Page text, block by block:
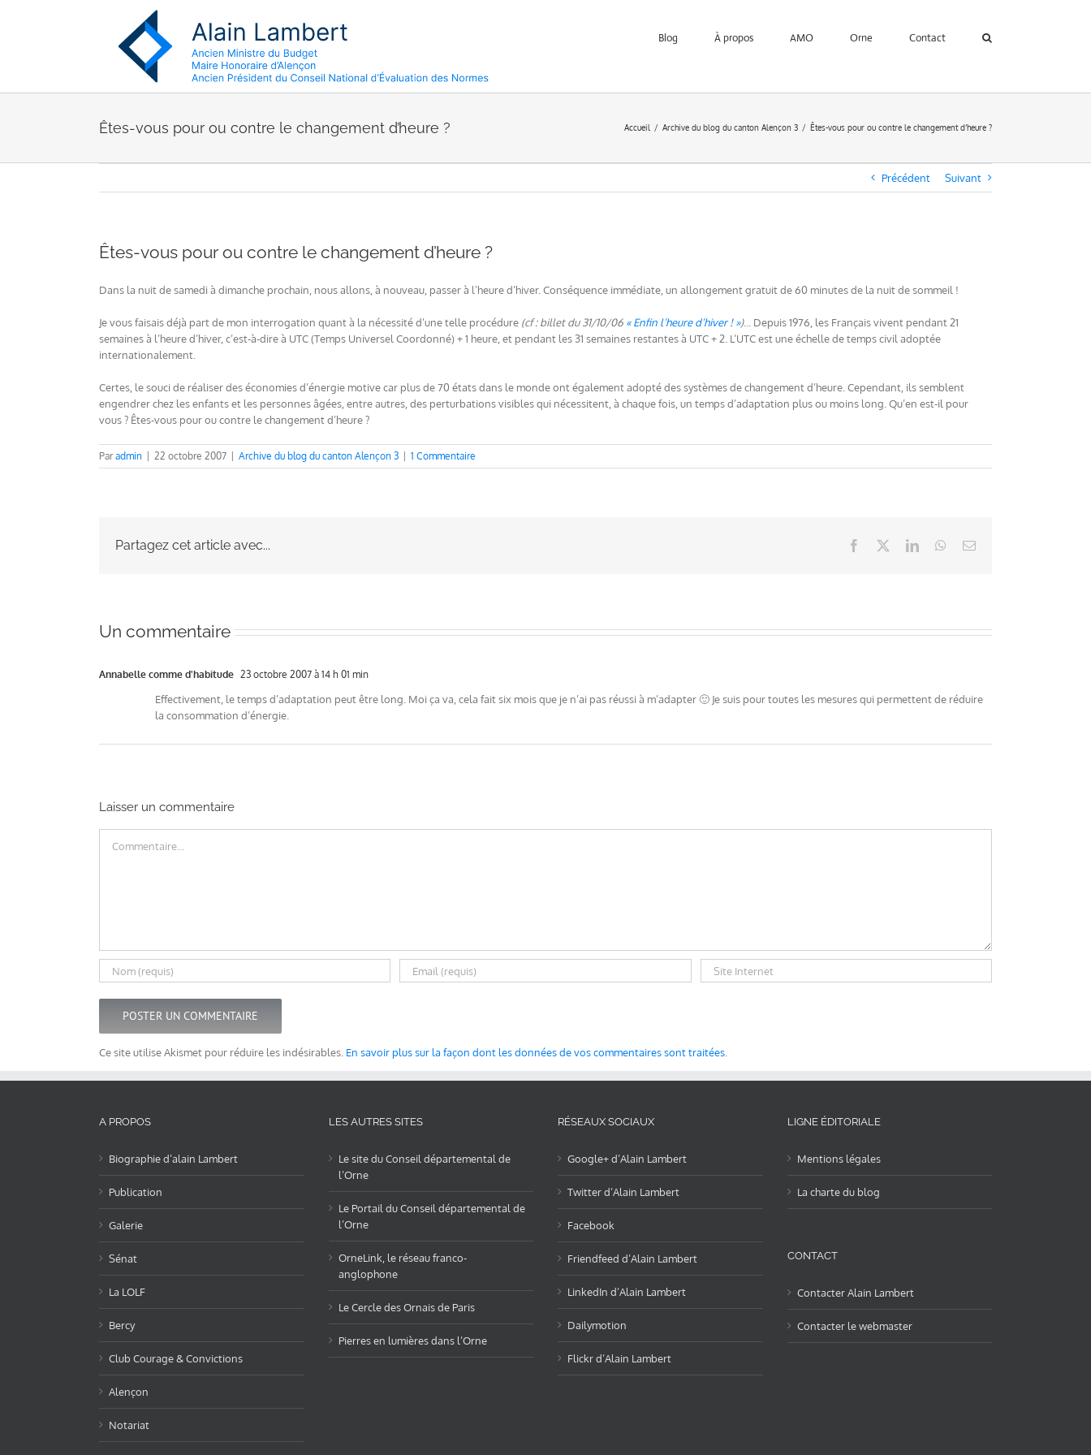
Blog À propos AMO Orne Contact
Êtes-vous pour ou contre le changement d’heure ? Accueil Archive du blog du canton Alençon 3 Êtes-vous pour ou contre le changement d’heure ?
Précédent Suivant
Êtes-vous pour ou contre le changement d’heure ?
Dans la nuit de samedi à dimanche prochain, nous allons, à nouveau, passer à l’heure d’hiver. Conséquence immédiate, un allongement gratuit de 60 minutes de la nuit de sommeil !
Je vous faisais déjà part de mon interrogation quant à la nécessité d’une telle procédure (cf : billet du 31/10/06 « Enfin l’heure d’hiver ! »)… Depuis 1976, les Français vivent pendant 21
semaines à l’heure d’hiver, c’est-à-dire à UTC (Temps Universel Coordonné) + 1 heure, et pendant les 31 semaines restantes à UTC + 2. L’UTC est une échelle de temps civil adoptée
internationalement.
Certes, le souci de réaliser des économies d’énergie motive car plus de 70 états dans le monde ont également adopté des systèmes de changement d’heure. Cependant, ils semblent
engendrer chez les enfants et les personnes âgées, entre autres, des perturbations visibles qui nécessitent, à chaque fois, un temps d’adaptation plus ou moins long. Qu’en est-il pour
vous ? Êtes-vous pour ou contre le changement d’heure ?
Paradmin 22 octobre 2007 Archive du blog du canton Alençon 3 1 Commentaire
Partagez cet article avec... Facebook LinkedInWhatsApp
Email
Un commentaire
Annabelle comme d'habitude 23 octobre 2007 à 14 h 01 min
Effectivement, le temps d’adaptation peut être long. Moi ça va, cela fait six mois que je n’ai pas réussi à m’adapter 🙂 Je suis pour toutes les mesures qui permettent de réduire
la consommation d’énergie.
Laisser un commentaire
Ce site utilise Akismet pour réduire les indésirables. En savoir plus sur la façon dont les données de vos commentaires sont traitées
A PROPOS
Biographie d’alain Lambert
Publication
Galerie
Sénat
La LOLF
Bercy
Club Courage & Convictions
Alençon
Notariat
LES AUTRES SITES
Le site du Conseil départemental de
l’Orne
Le Portail du Conseil départemental de
l’Orne
OrneLink, le réseau franco-
anglophone
Le Cercle des Ornais de Paris
Pierres en lumières dans l’Orne
RÉSEAUX SOCIAUX
Google+ d’Alain Lambert
Twitter d’Alain Lambert
Facebook
Friendfeed d’Alain Lambert
LinkedIn d’Alain Lambert
Dailymotion
Flickr d’Alain Lambert
LIGNE ÉDITORIALE
Mentions légales
La charte du blog
CONTACT
Contacter Alain Lambert
Contacter le webmaster